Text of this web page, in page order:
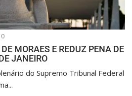
0
MORAES E REDUZ PENA DE
JANEIRO
do Supremo Tribunal Federal